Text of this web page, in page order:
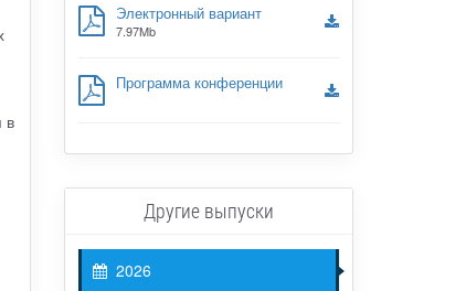
в
Электронный вариант
7.97Mb
Программа конференции
Другие выпуски
2026